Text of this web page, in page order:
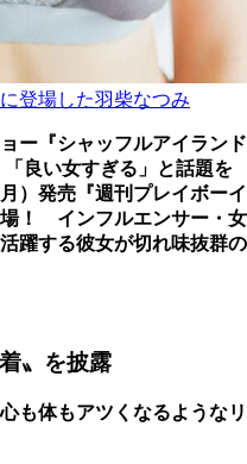
登場した羽柴なつみ
ー『シャッフルアイランド
良い女すぎる」と話題を
）発売『週刊プレイボーイ
！ インフルエンサー・女
躍する彼女が切れ味抜群の
〟を披露
も体もアツくなるようなリ